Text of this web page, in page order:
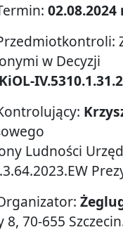
02.08.2024
w Decyzji
Ludności
8, 70-655